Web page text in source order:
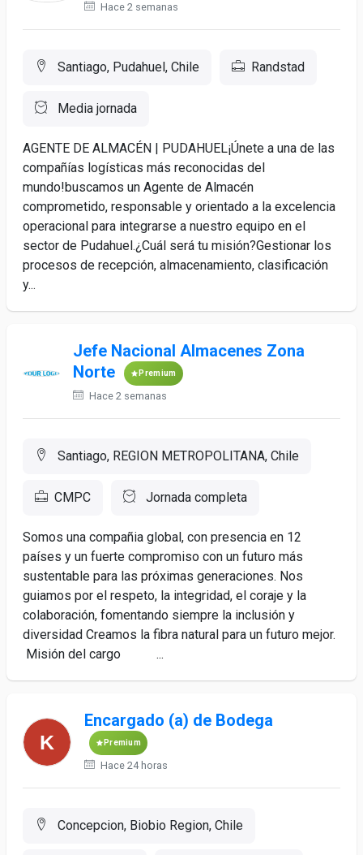
Hace 2 semanas
Santiago, Pudahuel, Chile Randstad
Media jornada
AGENTE DE ALMACÉN | PUDAHUEL¡Únete a una de las
compañías logísticas más reconocidas del
mundo!buscamos un Agente de Almacén
comprometido, responsable y orientado a la excelencia
operacional para integrarse a nuestro equipo en el
sector de Pudahuel.¿Cuál será tu misión?Gestionar los
procesos de recepción, almacenamiento, clasificación
y...
Jefe Nacional Almacenes Zona
Norte
Premium
Hace 2 semanas
Santiago, REGION METROPOLITANA, Chile
CMPC Jornada completa
Somos una compañia global, con presencia en 12
países y un fuerte compromiso con un futuro más
sustentable para las próximas generaciones. Nos
guiamos por el respeto, la integridad, el coraje y la
colaboración, fomentando siempre la inclusión y
diversidad Creamos la fibra natural para un futuro mejor.
Misión del cargo ...
Encargado (a) de Bodega
Premium
Hace 24 horas
Concepcion, Biobio Region, Chile